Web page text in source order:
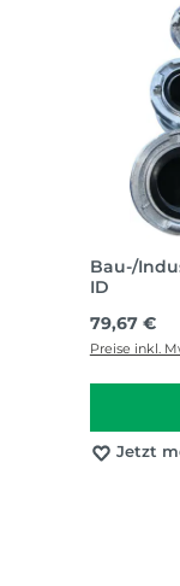
Bau-/
ID
Regulärer
79,67 €
Preise inkl.
Jetzt